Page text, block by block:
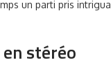
un parti pris
stéréo